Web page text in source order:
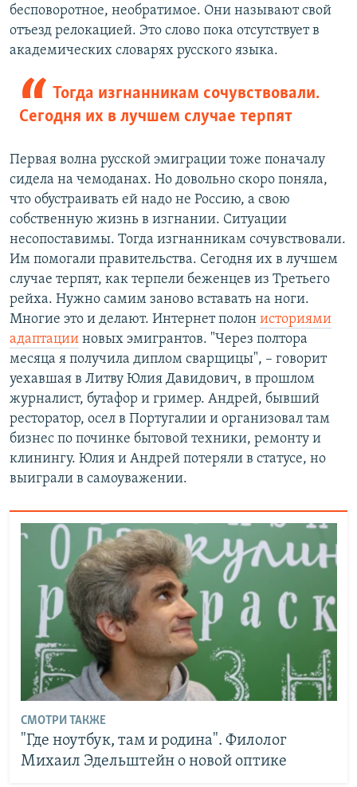
бесповоротное, необратимое. Они называют свой
отъезд релокацией. Это слово пока отсутствует в
академических словарях русского языка.
Тогда изгнанникам сочувствовали.
Сегодня их в лучшем случае терпят
Первая волна русской эмиграции тоже поначалу
сидела на чемоданах. Но довольно скоро поняла,
что обустраивать ей надо не Россию, а свою
собственную жизнь в изгнании. Ситуации
несопоставимы. Тогда изгнанникам сочувствовали.
Им помогали правительства. Сегодня их в лучшем
случае терпят, как терпели беженцев из Третьего
рейха. Нужно самим заново вставать на ноги.
Многие это и делают. Интернет полон историями
адаптации новых эмигрантов. "Через полтора
месяца я получила диплом сварщицы", – говорит
уехавшая в Литву Юлия Давидович, в прошлом
журналист, бутафор и гример. Андрей, бывший
ресторатор, осел в Португалии и организовал там
бизнес по починке бытовой техники, ремонту и
клинингу. Юлия и Андрей потеряли в статусе, но
выиграли в самоуважении.
СМОТРИ ТАКЖЕ
"Где ноутбук, там и родина". Филолог
Михаил Эдельштейн о новой оптике